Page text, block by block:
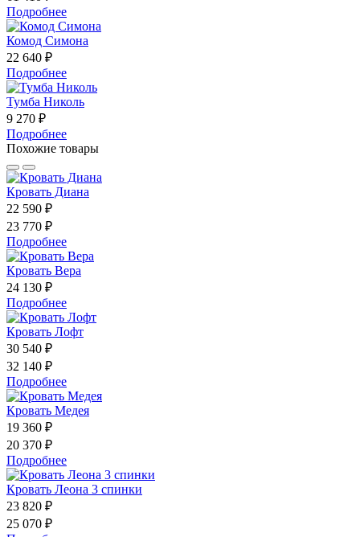
Подробнее
Комод Симона
22 640 ₽
Подробнее
Тумба Николь
9 270 ₽
Подробнее
Похожие товары
Кровать Диана
22 590 ₽
23 770 ₽
Подробнее
Кровать Вера
24 130 ₽
Подробнее
Кровать Лофт
30 540 ₽
32 140 ₽
Подробнее
Кровать Медея
19 360 ₽
20 370 ₽
Подробнее
Кровать Леона 3 спинки
23 820 ₽
25 070 ₽